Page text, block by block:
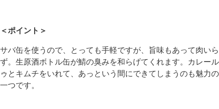
＜ポイント＞
サバ缶を使うので、とっても手軽ですが、旨味もあって肉いら
ず。生原酒ボトル缶が鯖の臭みを和らげてくれます。カレール
ゥとキムチをいれて、あっという間にできてしまうのも魅力の
一つです。